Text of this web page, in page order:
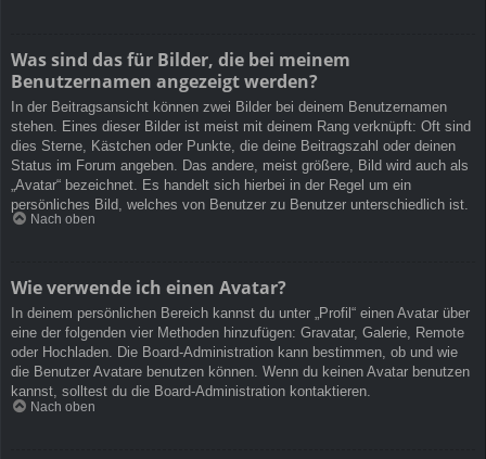
Was sind das für Bilder, die bei meinem
Benutzernamen angezeigt werden?
In der Beitragsansicht können zwei Bilder bei deinem Benutzernamen
stehen. Eines dieser Bilder ist meist mit deinem Rang verknüpft: Oft sind
dies Sterne, Kästchen oder Punkte, die deine Beitragszahl oder deinen
Status im Forum angeben. Das andere, meist größere, Bild wird auch als
„Avatar“ bezeichnet. Es handelt sich hierbei in der Regel um ein
persönliches Bild, welches von Benutzer zu Benutzer unterschiedlich ist.
Nach oben
Wie verwende ich einen Avatar?
In deinem persönlichen Bereich kannst du unter „Profil“ einen Avatar über
eine der folgenden vier Methoden hinzufügen: Gravatar, Galerie, Remote
oder Hochladen. Die Board-Administration kann bestimmen, ob und wie
die Benutzer Avatare benutzen können. Wenn du keinen Avatar benutzen
kannst, solltest du die Board-Administration kontaktieren.
Nach oben